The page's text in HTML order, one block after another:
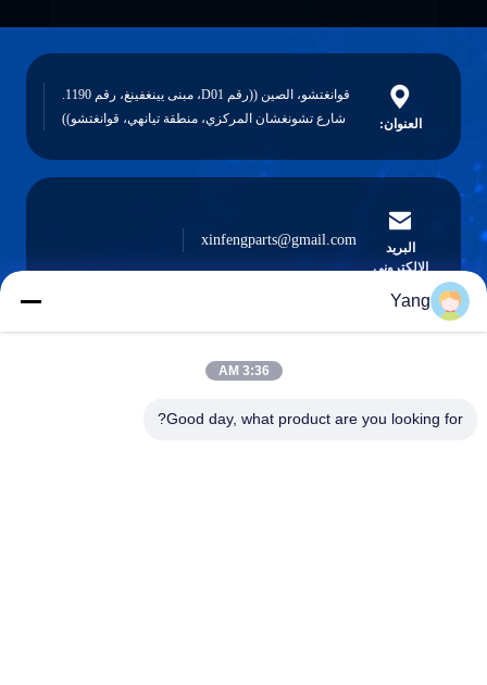
العنوان:
قوانغتشو، الصين ((رقم D01، مبنى يينغفينغ، رقم 1190.
شارع تشونغشان المركزي، منطقة تيانهي، قوانغتشو))
البريد
الإلكتروني
xinfengparts@gmail.com
0086-189-9844-3486
Yang
3:36 AM
Good day, what product are you looking for?